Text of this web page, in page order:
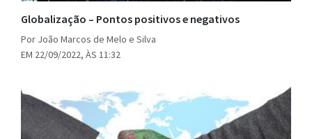
Globalização – Pontos positivos e negativos
Por João Marcos de Melo e Silva
EM 22/09/2022, ÀS 11:32